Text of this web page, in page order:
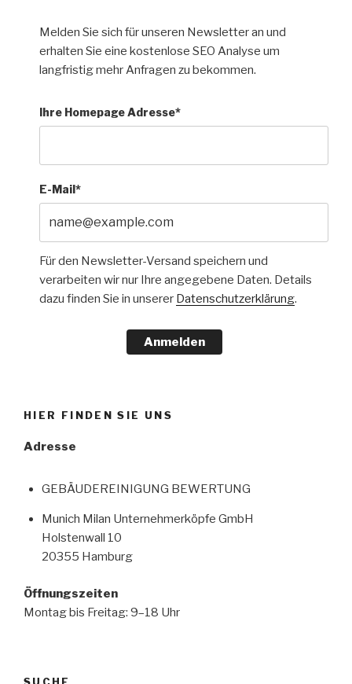
Melden Sie sich für unseren Newsletter an und
erhalten Sie eine kostenlose SEO Analyse um
langfristig mehr Anfragen zu bekommen.
Ihre Homepage Adresse*
E-Mail*
Für den Newsletter-Versand speichern und
verarbeiten wir nur Ihre angegebene Daten. Details
dazu finden Sie in unserer Datenschutzerklärung.
Anmelden
HIER FINDEN SIE UNS
Adresse
GEBÄUDEREINIGUNG BEWERTUNG
Munich Milan Unternehmerköpfe GmbH
Holstenwall 10
20355 Hamburg
Öffnungszeiten
Montag bis Freitag: 9–18 Uhr